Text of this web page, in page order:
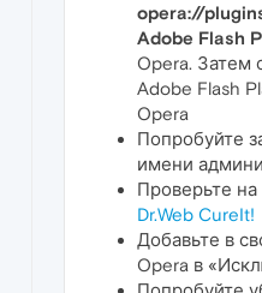
opera://
Adobe Flash
Opera. Затем
Adobe Flash
Opera
Попробуйте
имени
Проверьте
Dr.Web CureIt!
Добавьте в
Opera в